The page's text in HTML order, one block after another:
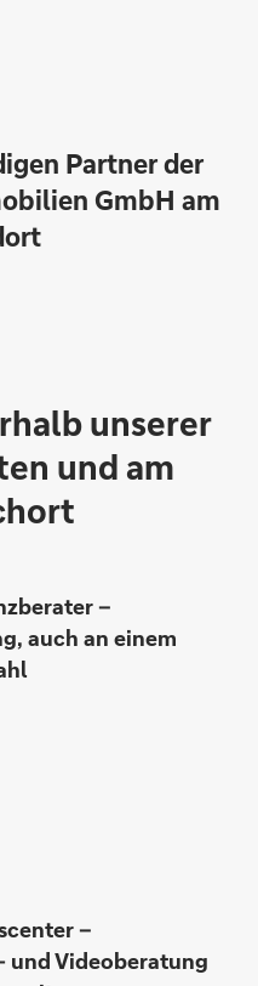
Partner der
GmbH am
unserer
und am
–
auch an einem
–
und Videoberatung